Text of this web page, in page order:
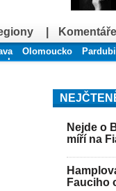
Komentáře
Olomoucko
Nejde o
míří na
Fauciho